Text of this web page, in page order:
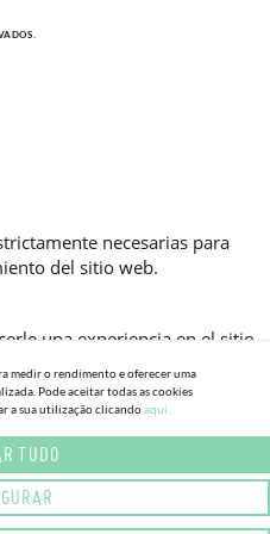
necesarias para
del sitio web.
una experiencia en el sitio
de producto
frecuentemente
nos ayuda a mejorar aún
socios publicitarios enviarle
medir o rendimento e oferecer uma
Pode aceitar todas as cookies
a sua utilização clicandoaqui.
TUDO